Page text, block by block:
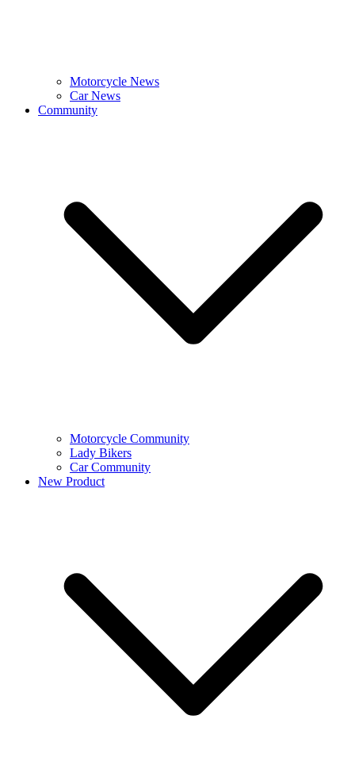
Motorcycle News
Car News
Community
Motorcycle Community
Lady Bikers
Car Community
New Product